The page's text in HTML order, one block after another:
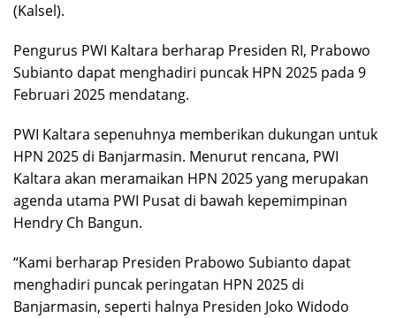
(Kalsel).
Pengurus PWI Kaltara berharap Presiden RI, Prabowo
Subianto dapat menghadiri puncak HPN 2025 pada 9
Februari 2025 mendatang.
PWI Kaltara sepenuhnya memberikan dukungan untuk
HPN 2025 di Banjarmasin. Menurut rencana, PWI
Kaltara akan meramaikan HPN 2025 yang merupakan
agenda utama PWI Pusat di bawah kepemimpinan
Hendry Ch Bangun.
“Kami berharap Presiden Prabowo Subianto dapat
menghadiri puncak peringatan HPN 2025 di
Banjarmasin, seperti halnya Presiden Joko Widodo